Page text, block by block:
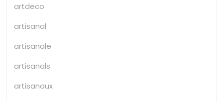
artdeco
artisanal
artisanale
artisanals
artisanaux